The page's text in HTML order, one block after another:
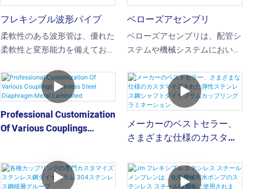
フレキシブル波形パイプ
柔軟性のある波形管は、優れた
柔軟性と変形能力を備えてお
ける熱膨張・収縮、機械的振
動、設置ミスなどを効果的に吸
収します。
ベローズアセンブリ
ベローズアセンブリは、配管シ
ステムや機械システムにおいて
張、設置時のずれ、軸方向、横
方向、角度方向の機械的な変位
を効果的に吸収し、配管や機器
にかかるストレスを大幅に軽減
します。
Professional Customization
Of Various Couplings
メーカーのベストセラー、
さまざまな仕様のカスタマ
鋼シャフトダイヤフラムカ
ップリングラミネーション